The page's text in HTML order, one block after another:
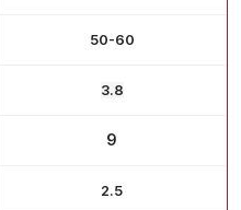
50-60
3.8
9
2.5